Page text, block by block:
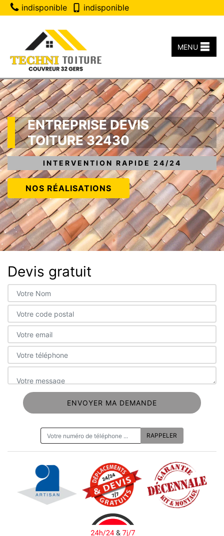
indisponible indisponible
MENU
ENTREPRISE DEVIS
TOITURE 32430
INTERVENTION RAPIDE 24/24
NOS RÉALISATIONS
Devis gratuit